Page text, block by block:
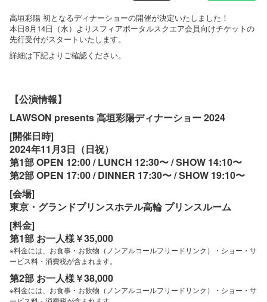
高垣彩陽 初となるディナーショーの開催が決定いたしました！
本日8月14日（水）よりスフィアポータルスクエア会員向けチケットの
先行受付がスタートいたします。
詳細は下記よりご確認ください。
【公演情報】
LAWSON presents 高垣彩陽ディナーショー 2024
[開催日時]
2024年11月3日（日祝）
第1部 OPEN 12:00 / LUNCH 12:30〜 / SHOW 14:10〜
第2部 OPEN 17:00 / DINNER 17:30〜 / SHOW 19:10〜
[会場]
東京・グランドプリンスホテル高輪 プリンスルーム
[料金]
第1部 お一人様￥35,000
※料金には、お食事・お飲物（ノンアルコールフリードリンク）・ショー・サ
ービス料・消費税が含まれます。
第2部 お一人様￥38,000
※料金には、お食事・お飲物（ノンアルコールフリードリンク）・ショー・サ